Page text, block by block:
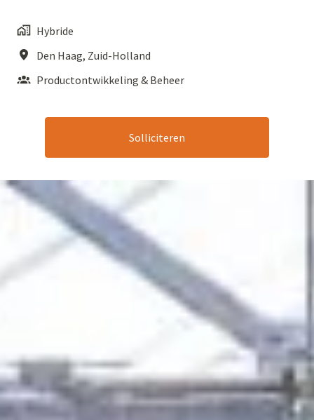
Hybride
Den Haag, Zuid-Holland
Productontwikkeling & Beheer
Solliciteren